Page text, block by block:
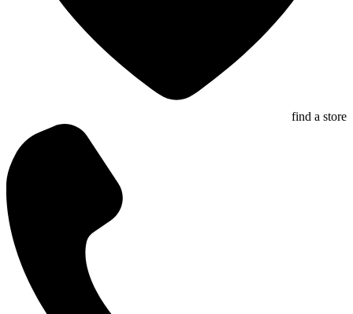
find a store